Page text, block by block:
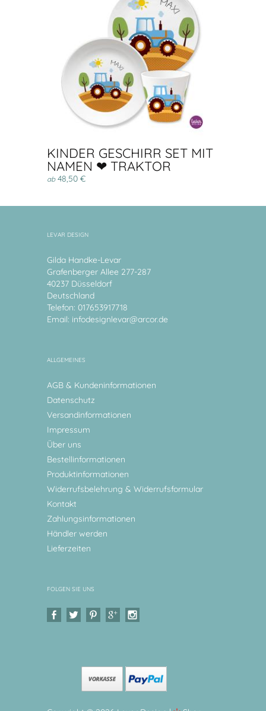
KINDER GESCHIRR SET MIT
NAMEN ❤ TRAKTOR
ab48,50 €
LEVAR DESIGN
Gilda Handke-Levar
Grafenberger Allee 277-287
40237 Düsseldorf
Deutschland
Telefon: 017653917718
Email: infodesignlevar@arcor.de
ALLGEMEINES
AGB & Kundeninformationen
Datenschutz
Versandinformationen
Impressum
Über uns
Bestellinformationen
Produktinformationen
Widerrufsbelehrung & Widerrufsformular
Kontakt
Zahlungsinformationen
Händler werden
Lieferzeiten
FOLGEN SIE UNS